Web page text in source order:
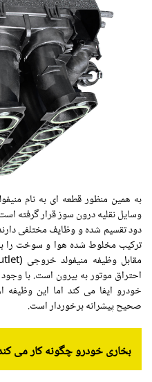
وسایل نقلیه درون سوز قرار گرفته
ترکیب مخلوط شده هوا و سوخت را
احتراق موتور به بیرون است. با
خودرو ایفا می کند اما این
صحیح پیشرانه برخوردار است.
بخاری خودرو چگونه کار می